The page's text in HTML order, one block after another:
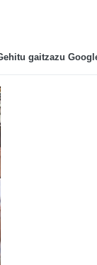
gaitzazu